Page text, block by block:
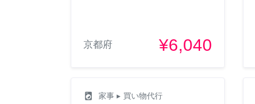
京都府 ¥6,040
local_laundry_service 家事 ▸ 買い物代行